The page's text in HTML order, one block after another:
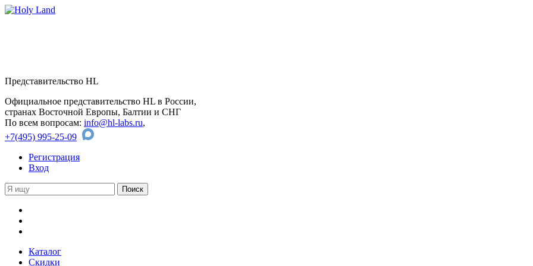
Представительство HL
Официальное представительство HL в России,
странах Восточной Европы, Балтии и СНГ
По всем вопросам: info@hl-labs.ru,
+7(495) 995-25-09
Регистрация
Вход
Каталог
Скидки